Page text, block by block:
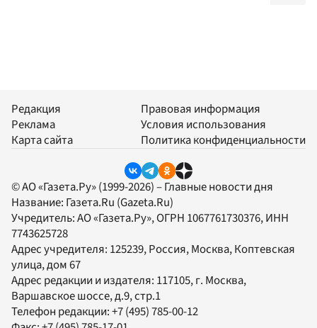
Редакция
Реклама
Карта сайта
Правовая информация
Условия использования
Политика конфиденциальности
© АО «Газета.Ру» (1999-2026) – Главные новости дня
Название: Газета.Ru (Gazeta.Ru)
Учредитель:АО «Газета.Ру», ОГРН 1067761730376, ИНН
7743625728
Адрес учредителя: 125239, Россия, Москва, Коптевская
улица, дом 67
Адрес редакции и издателя: 117105, г. Москва,
Варшавское шоссе, д.9, стр.1
Телефон редакции:+7 (495) 785-00-12